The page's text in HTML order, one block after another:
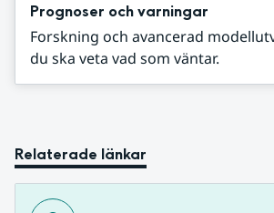
Prognoser och varningar
Forskning och avancerad
du ska veta vad som väntar.
Relaterade länkar